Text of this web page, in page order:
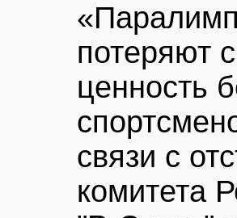
потеряют
ценность
связи с
комитета